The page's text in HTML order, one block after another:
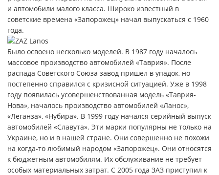
и автомобили малого класса. Широко известный в
советские времена «Запорожец» начал выпускаться с 1960
года.
Было освоено несколько моделей. В 1987 году началось
массовое производство автомобилей «Таврия». После
распада Советского Союза завод пришел в упадок, но
постепенно справился с кризисной ситуацией. Уже в 1998
году появилась усовершенствованная модель «Таврия-
Нова», началось производство автомобилей «Ланос»,
«Леганза», «Нубира». В 1999 году начался серийный выпуск
автомобилей «Славута». Эти марки популярны не только на
Украине, но и в нашей стране. Они совершенно не похожи
на когда-то любимый народом «Запорожец». Они относятся
к бюджетным автомобилям. Их обслуживание не требует
особых материальных затрат. С 2005 года ЗАЗ приступил к